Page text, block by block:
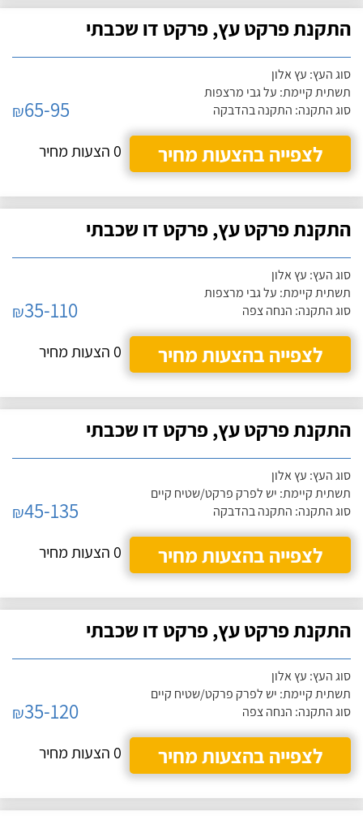
התקנת פרקט עץ, פרקט דו שכבתי
סוג העץ: עץ אלון
תשתית קיימת: על גבי מרצפות
סוג התקנה: התקנה בהדבקה
₪65-95
לצפייה בהצעות מחיר
0 הצעות מחיר
התקנת פרקט עץ, פרקט דו שכבתי
סוג העץ: עץ אלון
תשתית קיימת: על גבי מרצפות
סוג התקנה: הנחה צפה
₪35-110
לצפייה בהצעות מחיר
0 הצעות מחיר
התקנת פרקט עץ, פרקט דו שכבתי
סוג העץ: עץ אלון
תשתית קיימת: יש לפרק פרקט/שטיח קיים
סוג התקנה: התקנה בהדבקה
₪45-135
לצפייה בהצעות מחיר
0 הצעות מחיר
התקנת פרקט עץ, פרקט דו שכבתי
סוג העץ: עץ אלון
תשתית קיימת: יש לפרק פרקט/שטיח קיים
סוג התקנה: הנחה צפה
₪35-120
לצפייה בהצעות מחיר
0 הצעות מחיר